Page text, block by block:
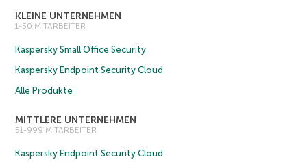
KLEINE UNTERNEHMEN
1-50 MITARBEITER
Kaspersky Small Office Security
Kaspersky Endpoint Security Cloud
Alle Produkte
MITTLERE UNTERNEHMEN
51-999 MITARBEITER
Kaspersky Endpoint Security Cloud